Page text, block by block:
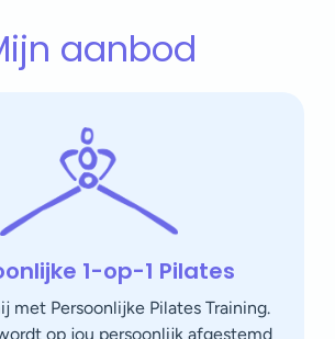
aanbod
1-op-1 Pilates
met Persoonlijke Pilates Training.
op jou persoonlijk afgestemd